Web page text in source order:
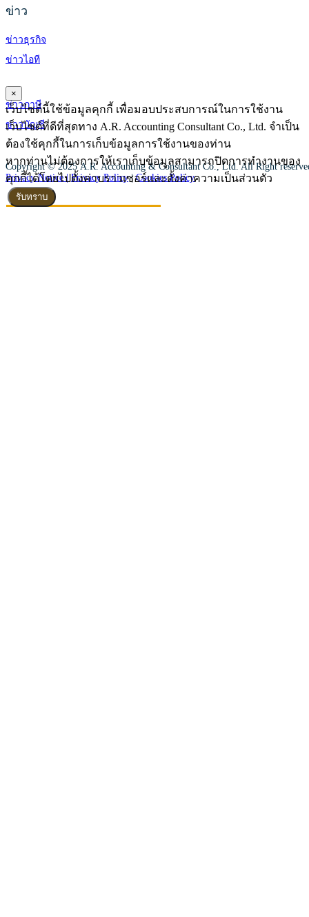
ข่าว
ข่าวธุรกิจ
ข่าวไอที
ข่าวภาษี
ข่าวบัญชี
Copyright © 2025 A.R. Accounting & Consultant Co., Ltd. All Right
Privacy Notice | Privacy Policy|Cookies Policy
×
เว็บไซต์นี้ใช้ข้อมูลคุกกี้ เพื่อมอบประสบการณ์ในการใช้งาน
เว็บไซต์ที่ดีที่สุดทาง A.R. Accounting Consultant Co., Ltd. จำเป็น
ต้องใช้คุกกี้ในการเก็บข้อมูลการใช้งานของท่าน
หากท่านไม่ต้องการให้เราเก็บข้อมูลสามารถปิดการทำงานของ
คุกกี้ได้โดยไปตั้งค่าบราวเซอร์และตั้งค่าความเป็นส่วนตัว
รับทราบ